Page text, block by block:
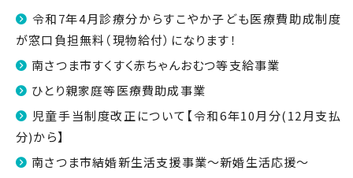
令和7年4月診療分からすこやか子ども医療費助成制度
が窓口負担無料（現物給付）になります！
南さつま市すくすく赤ちゃんおむつ等支給事業
ひとり親家庭等医療費助成事業
児童手当制度改正について【令和6年10月分(12月支払
分)から】
南さつま市結婚新生活支援事業～新婚生活応援～